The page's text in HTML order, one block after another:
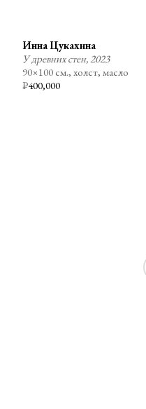
₽400,000
Инна Цукахина
У древних стен, 2023
90×100 см., холст, масло